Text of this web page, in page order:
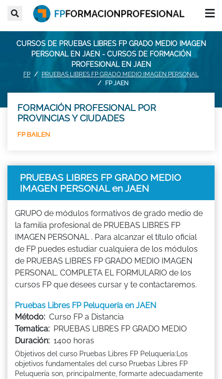
CURSOS DE PRUEBAS LIBRES FP GRADO MEDIO IMAGEN
PERSONAL EN JAEN - CURSOS DE FORMACIÓN
PROFESIONAL EN JAEN
FP
PRUEBAS LIBRES FP GRADO MEDIO IMAGEN PERSONAL
FP JAEN
FORMACIÓN PROFESIONAL POR
PROVINCIAS Y CIUDADES
FP BAILEN
PRUEBAS LIBRES FP GRADO MEDIO
IMAGEN PERSONAL en JAEN
GRUPO de módulos formativos de grado medio de
la familia profesional de PRUEBAS LIBRES FP
IMAGEN PERSONAL . Para alcanzar el título oficial
de FP puedes estudiar cualquiera de los módulos
de PRUEBAS LIBRES FP GRADO MEDIO IMAGEN
PERSONAL. COMPLETA EL FORMULARIO de los
cursos FP que desees cursar y te contactaremos.
Pruebas Libres FP Peluquería en JAEN
Método: Curso FP a Distancia
Tematica: PRUEBAS LIBRES FP GRADO MEDIO
Duración: 1400 horas
Objetivos del curso Pruebas Libres FP Peluquería:Los
objetivos fundamentales del curso Pruebas Libres FP
Peluquería son, principalmente, formarte adecuadamente